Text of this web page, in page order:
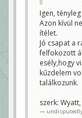
Igen,
Azon kívül
ítélet.
Jó csapat a
felfokozott
esély,hogy
kűzdelem
találkozunk.
szerk: